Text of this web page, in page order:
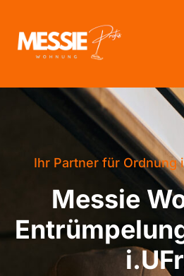
Ihr Partner für Ordnung
Messie